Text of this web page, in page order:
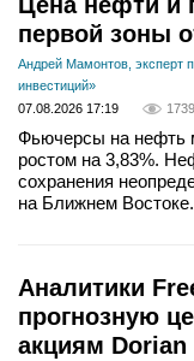
первой зоны
Андрей Мамонтов, эксперт
инвестиций»
07.08.2026 17:19
1739
Фьючерсы на нефть
ростом на 3,83%.
сохранения
на Ближнем Востоке.
Аналитики
прогнозную
акциям Dorian